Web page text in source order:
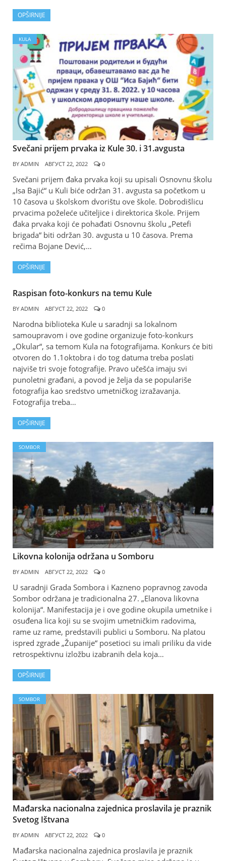
OPŠIRNIJE
KULA
Svečani prijem prvaka iz Kule 30. i 31.avgusta
BY ADMIN АВГУСТ 22, 2022 0
Svečani prijem đaka prvaka koji su upisali Osnovnu školu
„Isa Bajić“ u Kuli biće održan 31. avgusta sa početkom u
10 časova u školskom dvorištu ove škole. Dobrodišlicu
prvacima poželeće učiteljice i direktorica škole. Prijem
đaka prvaka koji će pohađati Osnovnu školu „Petefi
brigada“ biti održan 30. avgusta u 10 časova. Prema
rečima Bojane Dević,…
OPŠIRNIJE
Raspisan foto-konkurs na temu Kule
BY ADMIN АВГУСТ 22, 2022 0
Narodna biblioteka Kule u saradnji sa lokalnom
samoupravom i ove godine organizuje foto-konkurs
„Okular“, sa temom Kula na fotografijama. Konkurs će biti
otvoren do 1.1oktobra i do tog datuma treba poslati
najviše tri svoje fotografije. Pravo učešća imaju svi
punoletni građani, a povod je želja da se populariše
fotografija kao sredstvo umetničkog izražavanja.
Fotografija treba…
OPŠIRNIJE
SOMBOR
Likovna kolonija održana u Somboru
BY ADMIN АВГУСТ 22, 2022 0
U saradnji Grada Sombora i Kazneno popravnog zavoda
Sombor održana je tradicionalna 27. „Elanova likovna
kolonija“. Manifestacija je i ove godine okupila umetnike i
osuđena lica koji su se svojim umetničkim radovima,
rame uz rame, predstavili publici u Somboru. Na platou
ispred zgrade „Županije“ posetioci su imali priliku da vide
retrospektivnu izložbu izabranih dela koja…
OPŠIRNIJE
SOMBOR
Mađarska nacionalna zajednica proslavila je praznik
Svetog Ištvana
BY ADMIN АВГУСТ 22, 2022 0
Mađarska nacionalna zajednica proslavila je praznik